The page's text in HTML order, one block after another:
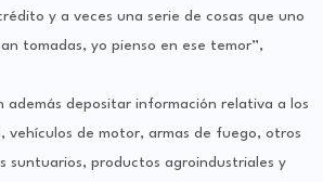
y a veces una serie de cosas que uno
tomadas, yo pienso en ese temor”,
además depositar información relativa a los
vehículos de motor, armas de fuego, otros
suntuarios, productos agroindustriales y